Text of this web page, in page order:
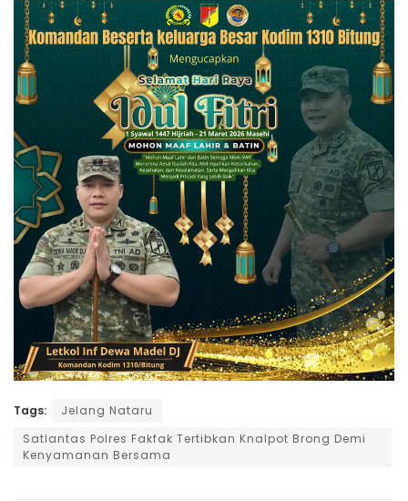
Tags:
Jelang Nataru
Satlantas Polres Fakfak Tertibkan Knalpot Brong Demi
Kenyamanan Bersama